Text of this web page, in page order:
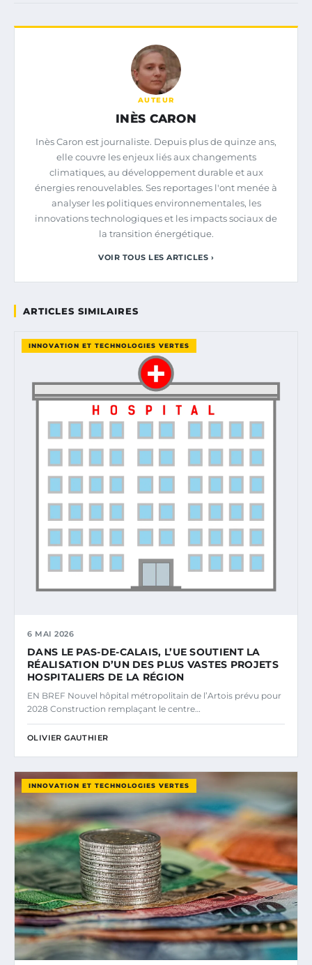
AUTEUR
INÈS CARON
Inès Caron est journaliste. Depuis plus de quinze ans,
elle couvre les enjeux liés aux changements
climatiques, au développement durable et aux
énergies renouvelables. Ses reportages l'ont menée à
analyser les politiques environnementales, les
innovations technologiques et les impacts sociaux de
la transition énergétique.
VOIR TOUS LES ARTICLES ›
ARTICLES SIMILAIRES
INNOVATION ET TECHNOLOGIES VERTES
6 MAI 2026
DANS LE PAS-DE-CALAIS, L’UE SOUTIENT LA
RÉALISATION D’UN DES PLUS VASTES PROJETS
HOSPITALIERS DE LA RÉGION
EN BREF Nouvel hôpital métropolitain de l’Artois prévu pour
2028 Construction remplaçant le centre…
OLIVIER GAUTHIER
INNOVATION ET TECHNOLOGIES VERTES